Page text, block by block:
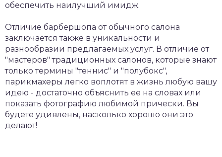
обеспечить наилучший имидж.
Отличие барбершопа от обычного салона
заключается также в уникальности и
разнообразии предлагаемых услуг. В отличие от
"мастеров" традиционных салонов, которые знают
только термины "теннис" и "полубокс",
парикмахеры легко воплотят в жизнь любую вашу
идею - достаточно объяснить ее на словах или
показать фотографию любимой прически. Вы
будете удивлены, насколько хорошо они это
делают!